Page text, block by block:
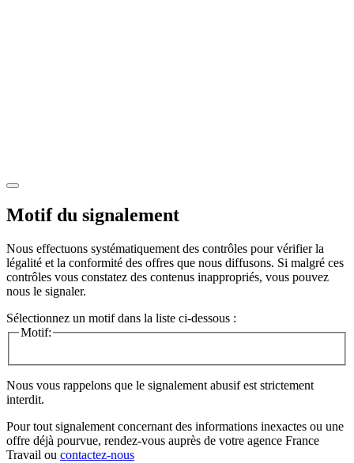
Motif du signalement
Nous effectuons systématiquement des contrôles pour vérifier la
légalité et la conformité des offres que nous diffusons. Si malgré ces
contrôles vous constatez des contenus inappropriés, vous pouvez
nous le signaler.
Sélectionnez un motif dans la liste ci-dessous :
Motif:
Nous vous rappelons que le signalement abusif est strictement
interdit.
Pour tout signalement concernant des informations inexactes ou une
offre déjà pourvue, rendez-vous auprès de votre agence France
Travail ou contactez-nous